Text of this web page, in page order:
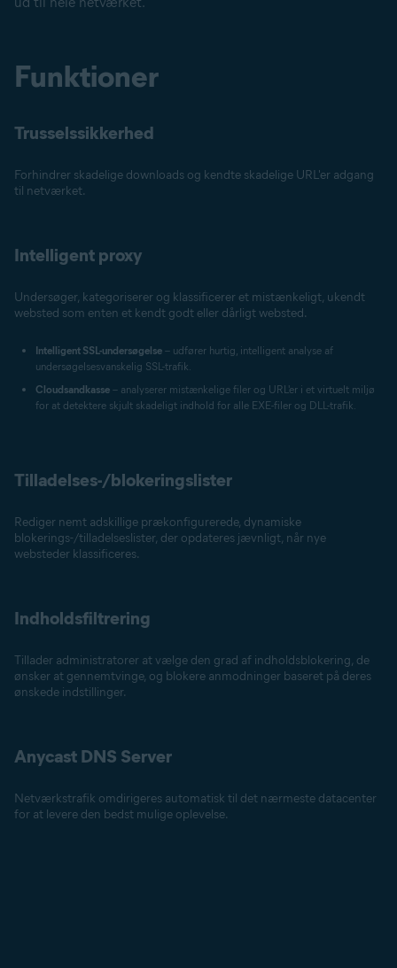
Funktioner
Trusselssikkerhed
Forhindrer skadelige downloads og kendte skadelige URL'er adgang
til netværket.
Intelligent proxy
Undersøger, kategoriserer og klassificerer et mistænkeligt, ukendt
websted som enten et kendt godt eller dårligt websted.
Intelligent SSL-undersøgelse – udfører hurtig, intelligent analyse af
undersøgelsesvanskelig SSL-trafik.
Cloudsandkasse – analyserer mistænkelige filer og URL'er i et virtuelt miljø
for at detektere skjult skadeligt indhold for alle EXE-filer og DLL-trafik.
Tilladelses-/blokeringslister
Rediger nemt adskillige prækonfigurerede, dynamiske
blokerings-/tilladelseslister, der opdateres jævnligt, når nye
websteder klassificeres.
Indholdsfiltrering
Tillader administratorer at vælge den grad af indholdsblokering, de
ønsker at gennemtvinge, og blokere anmodninger baseret på deres
ønskede indstillinger.
Anycast DNS Server
Netværkstrafik omdirigeres automatisk til det nærmeste datacenter
for at levere den bedst mulige oplevelse.